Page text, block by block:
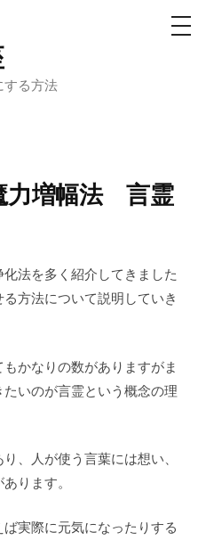
する方法
メ
ニ
増幅法 言霊
法を多く紹介してきました
方法について説明していき
かなりの数がありますがま
いのが言霊という概念の理
、人が使う言葉には想い、
ります。
実際に元気になったりする